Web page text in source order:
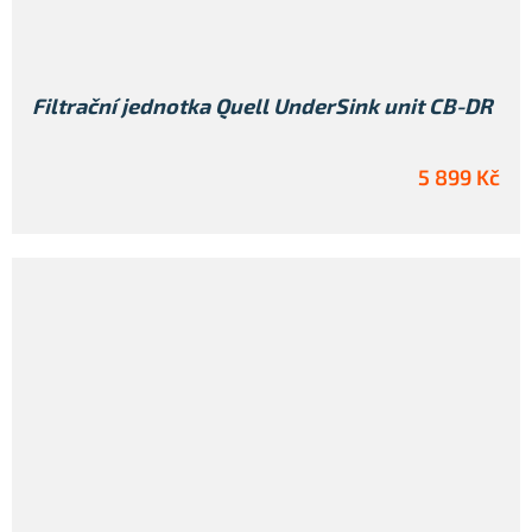
Filtrační jednotka Quell UnderSink unit CB-DR
5 899 Kč